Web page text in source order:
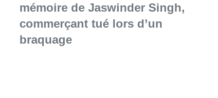
mémoire de Jaswinder Singh,
commerçant tué lors d’un
braquage